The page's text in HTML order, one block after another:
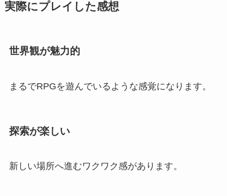
実際にプレイした感想
世界観が魅力的
まるでRPGを遊んでいるような感覚になります。
探索が楽しい
新しい場所へ進むワクワク感があります。